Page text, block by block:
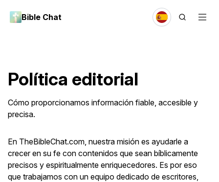
Bible Chat
Política editorial
Cómo proporcionamos información fiable, accesible y
precisa.
En TheBibleChat.com, nuestra misión es ayudarle a
crecer en su fe con contenidos que sean bíblicamente
precisos y espiritualmente enriquecedores. Es por eso
que trabajamos con un equipo dedicado de escritores,